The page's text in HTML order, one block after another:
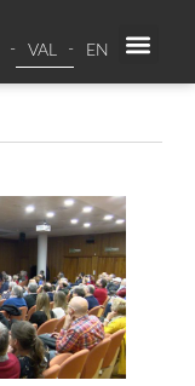
VAL EN